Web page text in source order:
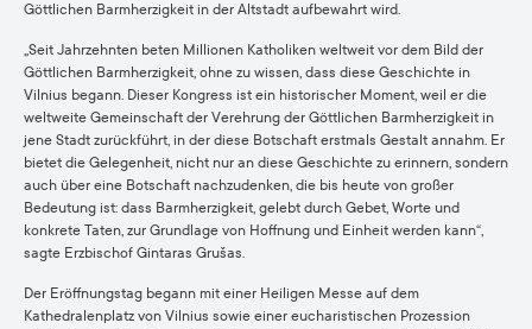
Göttlichen Barmherzigkeit in der Altstadt aufbewahrt wird.
„Seit Jahrzehnten beten Millionen Katholiken weltweit vor dem Bild der
Göttlichen Barmherzigkeit, ohne zu wissen, dass diese Geschichte in
Vilnius begann. Dieser Kongress ist ein historischer Moment, weil er die
weltweite Gemeinschaft der Verehrung der Göttlichen Barmherzigkeit in
jene Stadt zurückführt, in der diese Botschaft erstmals Gestalt annahm. Er
bietet die Gelegenheit, nicht nur an diese Geschichte zu erinnern, sondern
auch über eine Botschaft nachzudenken, die bis heute von großer
Bedeutung ist: dass Barmherzigkeit, gelebt durch Gebet, Worte und
konkrete Taten, zur Grundlage von Hoffnung und Einheit werden kann“,
sagte Erzbischof Gintaras Grušas.
Der Eröffnungstag begann mit einer Heiligen Messe auf dem
Kathedralenplatz von Vilnius sowie einer eucharistischen Prozession